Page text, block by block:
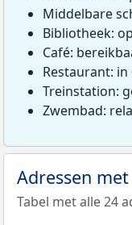
Middelbare
Bibliotheek:
Café:
Restaurant:
Treinstation:
Zwembad:
Adressen
Tabel met alle 24